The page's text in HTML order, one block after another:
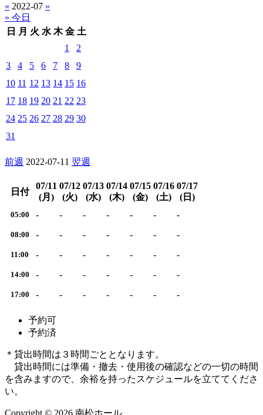
« 2022-07 »
» 今日
日
月 火 水 木 金 土
1
2
3
4 5 6 7 8
9
10 11 12 13 14 15 16
17 18 19 20 21 22 23
24 25 26 27 28 29 30
31
前週 2022-07-11 翌週
日付
07/11
(月)
07/12
(火)
07/13
(水)
07/14
(木)
07/15
(金)
07/16
(土)
07/17
(日)
05:00 - - - - - - -
08:00 - - - - - - -
11:00 - - - - - - -
14:00 - - - - - - -
17:00 - - - - - - -
予約可
予約済
＊貸出時間は３時間ごととなります。
貸出時間には準備・撤去・使用後の確認などの一切の時間
を含みますので、余裕を持ったスケジュールを立ててくださ
い。
Copyright © 2026 南松ホール